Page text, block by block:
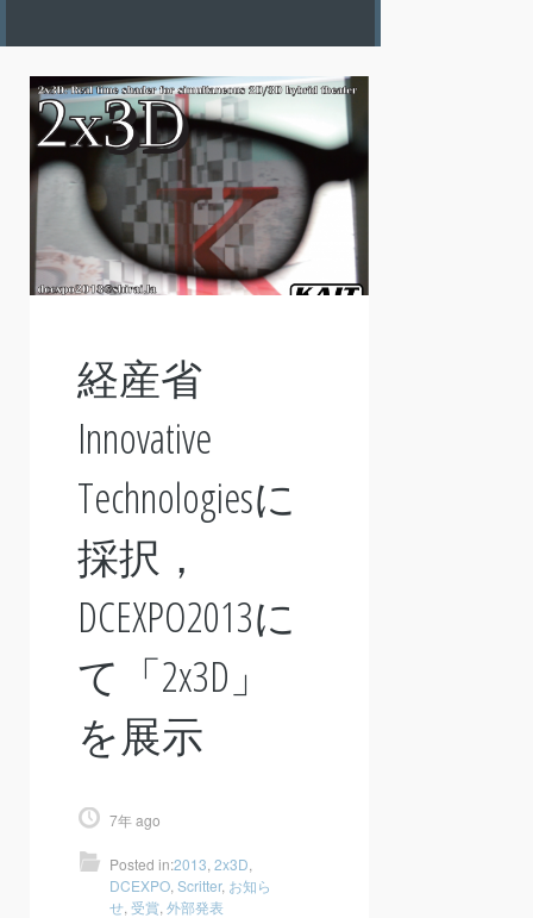
経産省
Innovative
Technologiesに
採択，
DCEXPO2013に
て「2x3D」
を展示
7年 ago
Posted in:2013 2x3D
DCEXPO Scritter, お知ら
せ 受賞 外部発表